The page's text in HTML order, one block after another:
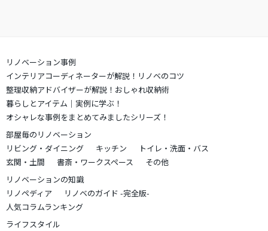
リノベーション事例
インテリアコーディネーターが解説！リノベのコツ
整理収納アドバイザーが解説！おしゃれ収納術
暮らしとアイテム｜実例に学ぶ！
オシャレな事例をまとめてみましたシリーズ！
部屋毎のリノベーション
リビング・ダイニング
キッチン
トイレ・洗面・バス
玄関・土間
書斎・ワークスペース
その他
リノベーションの知識
リノペディア
リノベのガイド -完全版-
人気コラムランキング
ライフスタイル